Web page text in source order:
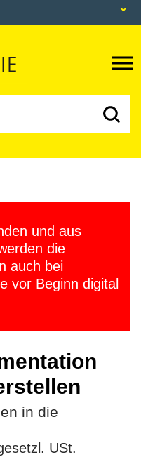
und aus
die
auch bei
vor Beginn digital
in die
USt.